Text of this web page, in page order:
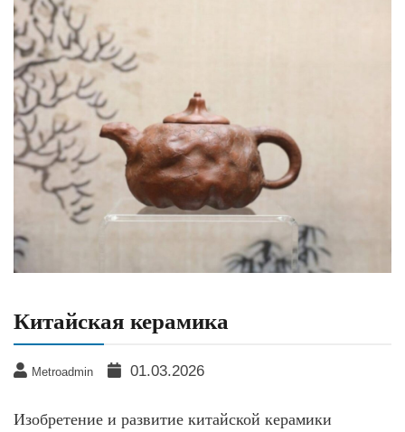
Китайская керамика
Metroadmin 01.03.2026
Изобретение и развитие китайской керамики